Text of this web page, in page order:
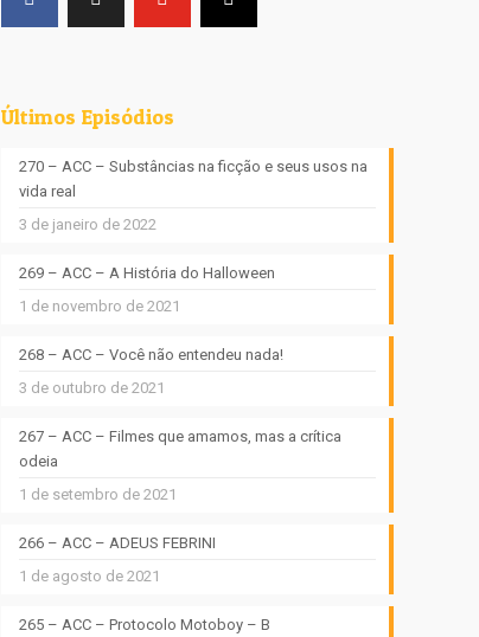
Últimos Episódios
270 – ACC – Substâncias na ficção e seus usos na
vida real
3 de janeiro de 2022
269 – ACC – A História do Halloween
1 de novembro de 2021
268 – ACC – Você não entendeu nada!
3 de outubro de 2021
267 – ACC – Filmes que amamos, mas a crítica
odeia
1 de setembro de 2021
266 – ACC – ADEUS FEBRINI
1 de agosto de 2021
265 – ACC – Protocolo Motoboy – B